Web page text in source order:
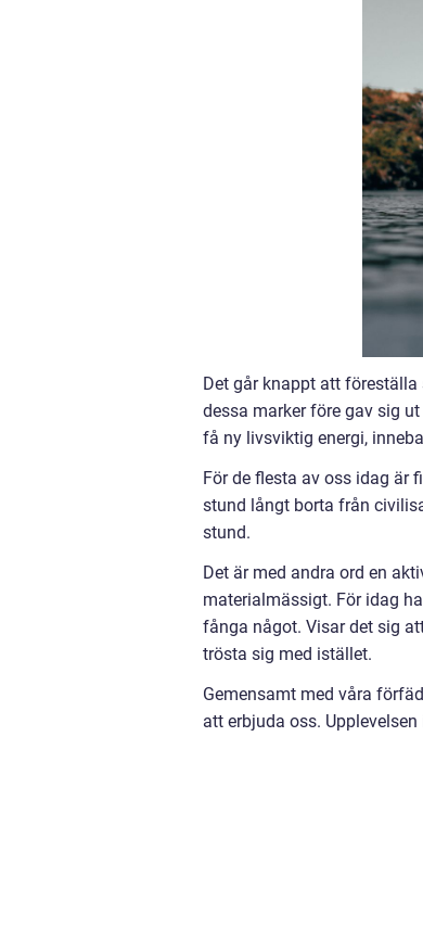
Det går knappt att
dessa marker före gav sig
få ny livsviktig energi,
För de flesta av oss idag är
stund långt borta från
stund.
Det är med andra ord en
materialmässigt. För idag
fånga något. Visar det sig
trösta sig med istället.
Gemensamt med våra
att erbjuda oss.